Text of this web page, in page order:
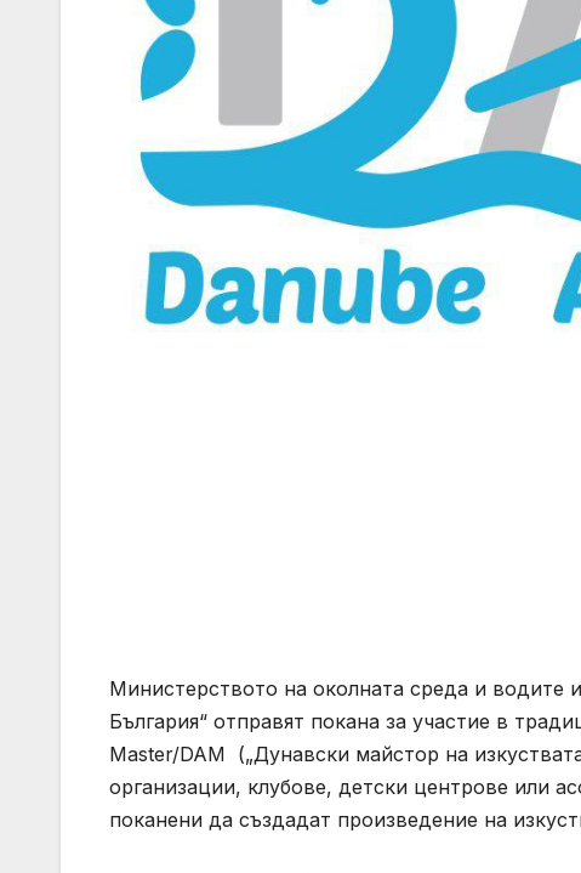
Министерството на околната среда и водите
България“ отправят покана за участие в
Master/DAM („Дунавски майстор на
организации, клубове, детски центрове или
поканени да създадат произведение на